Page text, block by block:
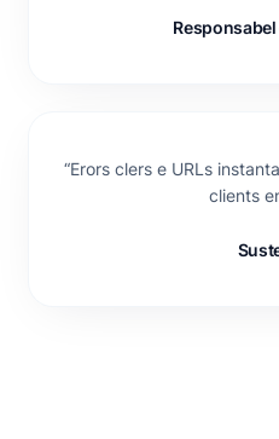
“Erors clers e URLs
clients